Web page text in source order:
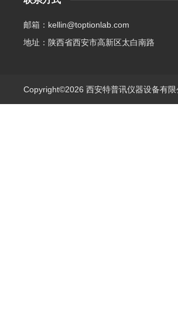
邮箱：kellin@toptionlab.com
地址：陕西省西安市高新区太白南路
Copyright©2026 西安特普讯仪器设备有